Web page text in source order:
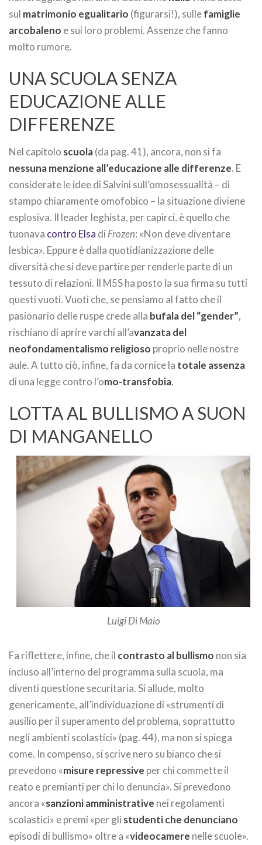
sul matrimonio egualitario (figurarsi!), sullefamiglie
arcobaleno e sui loro problemi. Assenze che fanno
molto rumore.
UNA SCUOLA SENZA
EDUCAZIONE ALLE
DIFFERENZE
Nel capitolo scuola(da pag. 41), ancora, non si fa
nessuna menzione all’educazione alle differenze. E
considerate le idee di Salvini sull’omosessualità – di
stampo chiaramente omofobico – la situazione diviene
esplosiva. Il leader leghista, per capirci, è quello che
tuonava contro Elsa di Frozen: «Non deve diventare
lesbica». Eppure è dalla quotidianizzazione delle
diversità che si deve partire per renderle parte di un
tessuto di relazioni. Il M5S ha posto la sua firma su tutti
questi vuoti. Vuoti che, se pensiamo al fatto che il
pasionario delle ruspe crede alla bufala del “gender”,
rischiano di aprire varchi all’avanzata del
neofondamentalismo religioso proprio nelle nostre
aule. A tutto ciò, infine, fa da cornice la totale assenza
di una legge contro l’omo-transfobia.
LOTTA AL BULLISMO A SUON
DI MANGANELLO
Luigi Di Maio
Fa riflettere, infine, che il contrasto al bullismo non sia
incluso all’interno del programma sulla scuola, ma
diventi questione securitaria. Si allude, molto
genericamente, all’individuazione di «strumenti di
ausilio per il superamento del problema, soprattutto
negli ambienti scolastici» (pag. 44), ma non si spiega
come. In compenso, si scrive nero su bianco che si
prevedono «misure repressive per chi commette il
reato e premianti per chi lo denuncia». Si prevedono
ancora «sanzioni amministrative nei regolamenti
scolastici» e premi «per gli studenti che denunciano
episodi di bullismo» oltre a «videocamere nelle scuole».